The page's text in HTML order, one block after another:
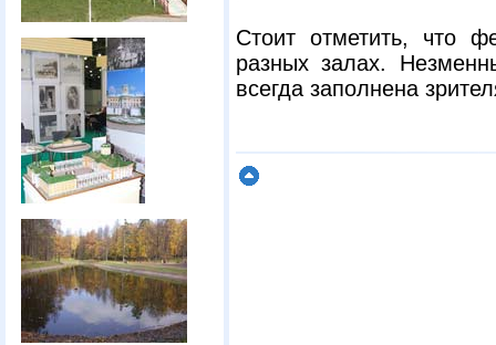
Стоит отметить, что
разных залах.
всегда заполнена